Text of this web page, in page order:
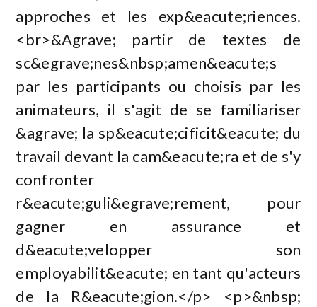
approches et les exp&eacute;riences.
<br>&Agrave; partir de textes de
sc&egrave;nes&nbsp;amen&eacute;s
par les participants ou choisis par les
animateurs, il s'agit de se familiariser
&agrave; la sp&eacute;cificit&eacute; du
travail devant la cam&eacute;ra et de s'y
confronter
r&eacute;guli&egrave;rement, pour
gagner en assurance et
d&eacute;velopper son
employabilit&eacute; en tant qu'acteurs
de la R&eacute;gion.</p> <p>&nbsp;